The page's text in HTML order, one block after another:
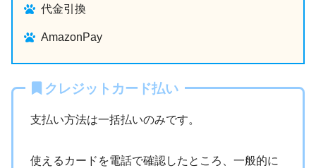
代金引換
AmazonPay
クレジットカード払い
支払い方法は一括払いのみです。
使えるカードを電話で確認したところ、一般的に